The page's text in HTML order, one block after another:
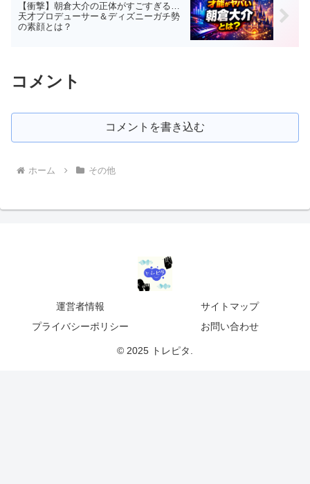
【衝撃】朝倉大介の正体がすごすぎる…
天才プロデューサー＆ディズニーガチ勢
の素顔とは？
コメント
コメントを書き込む
ホーム その他
運営者情報
サイトマップ
プライバシーポリシー
お問い合わせ
© 2025 トレピタ.